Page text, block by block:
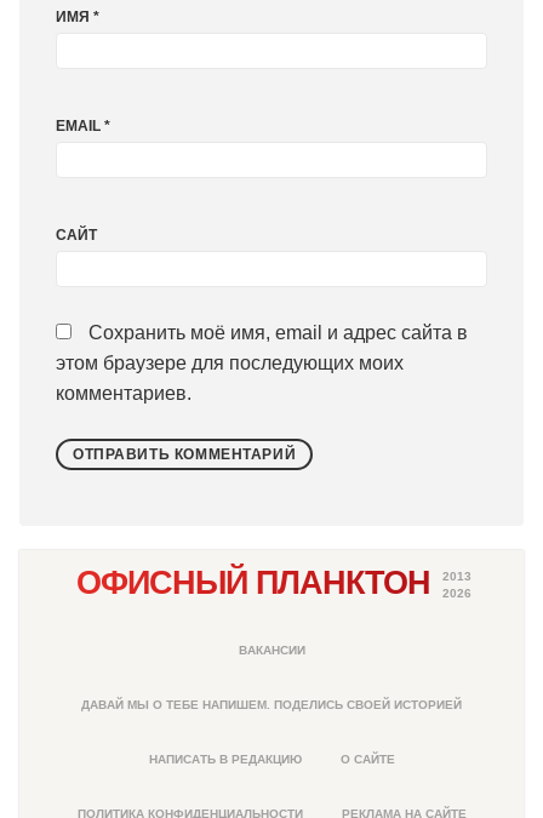
ИМЯ *
EMAIL *
САЙТ
Сохранить моё имя, email и адрес сайта в
этом браузере для последующих моих
комментариев.
ОФИСНЫЙ ПЛАНКТОН
2013
2026
ВАКАНСИИ
ДАВАЙ МЫ О ТЕБЕ НАПИШЕМ. ПОДЕЛИСЬ СВОЕЙ ИСТОРИЕЙ
НАПИСАТЬ В РЕДАКЦИЮ О САЙТЕ
ПОЛИТИКА КОНФИДЕНЦИАЛЬНОСТИ РЕКЛАМА НА САЙТЕ